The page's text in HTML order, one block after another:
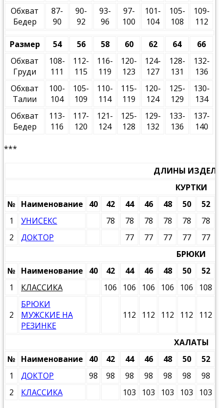
Обхват
Бедер
87-
90
90-
92
93-
96
97-
100
101-
104
105-
108
109-
112
Размер 54 56 58 60 62 64
66
Обхват
Груди
108-
111
112-
115
116-
119
120-
123
124-
127
128-
131
132-
136
Обхват
Талии
100-
104
105-
109
110-
114
115-
119
120-
124
125-
129
130-
134
Обхват
Бедер
113-
116
117-
120
121-
124
125-
128
129-
132
133-
136
137-
140
***
ДЛИНЫ
КУРТКИ
№ Наименование 40 42 44 46 48 50
52
1
УНИСЕКС 78 78 78 78 78
78
2
ДОКТОР 77 77 77 77
77
БРЮКИ
№ Наименование 40 42 44 46 48 50
52
1
КЛАССИКА 106 106 106 106 106 108
2
БРЮКИ
МУЖСКИЕ НА
РЕЗИНКЕ
112 112 112 112 112
ХАЛАТЫ
№ Наименование 40 42 44 46 48 50
52
1
ДОКТОР 98 98 98 98 98 98
98
2
КЛАССИКА 103 103 103 103 103